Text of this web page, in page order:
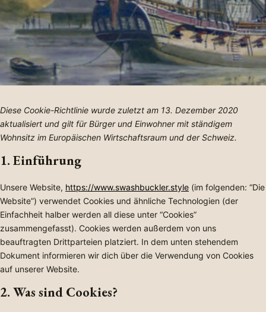
Diese Cookie-Richtlinie wurde zuletzt am 13. Dezember 2020
aktualisiert und gilt für Bürger und Einwohner mit ständigem
Wohnsitz im Europäischen Wirtschaftsraum und der Schweiz.
1. Einführung
Unsere Website, https://www.swashbuckler.style (im folgenden: “Die
Website”) verwendet Cookies und ähnliche Technologien (der
Einfachheit halber werden all diese unter “Cookies”
zusammengefasst). Cookies werden außerdem von uns
beauftragten Drittparteien platziert. In dem unten stehendem
Dokument informieren wir dich über die Verwendung von Cookies
auf unserer Website.
2. Was sind Cookies?